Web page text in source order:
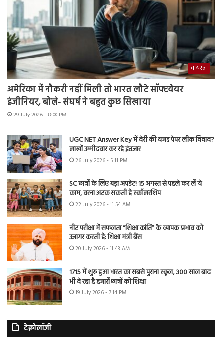
वायरल
अमेरिका में नौकरी नहीं मिली तो भारत लौटे सॉफ्टवेयर
इंजीनियर, बोले- संघर्ष ने बहुत कुछ सिखाया
29 July 2026 - 8:00 PM
UGC NET Answer Key में देरी की वजह पेपर लीक विवाद?
लाखों उम्मीदवार कर रहे इंतजार
26 July 2026 - 6:11 PM
SC छात्रों के लिए बड़ा अपडेट! 15 अगस्त से पहले कर लें ये
काम, वरना अटक सकती है स्कॉलरशिप
22 July 2026 - 11:54 AM
नीट परीक्षा में सफलता “शिक्षा क्रांति” के व्यापक प्रभाव को
उजागर करती है: शिक्षा मंत्री बैंस
20 July 2026 - 11:43 AM
1715 में शुरू हुआ भारत का सबसे पुराना स्कूल, 300 साल बाद
भी दे रहा है हजारों छात्रों को शिक्षा
19 July 2026 - 7:14 PM
टेक्नोलॉजी